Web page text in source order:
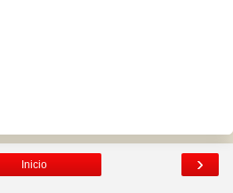
›
Inicio